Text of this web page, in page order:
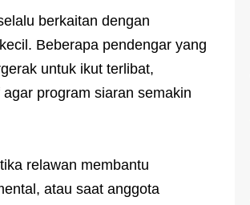
berkaitan dengan
Beberapa pendengar yang
untuk ikut terlibat,
program siaran semakin
relawan membantu
atau saat anggota